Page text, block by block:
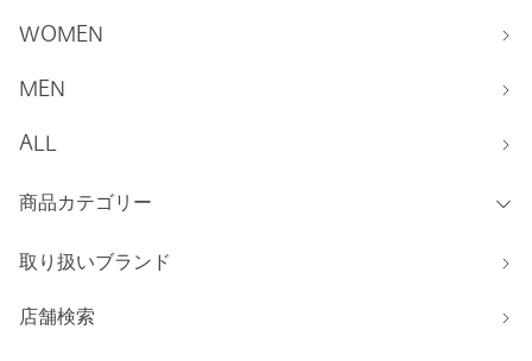
WOMEN
MEN
ALL
商品カテゴリー
取り扱いブランド
店舗検索